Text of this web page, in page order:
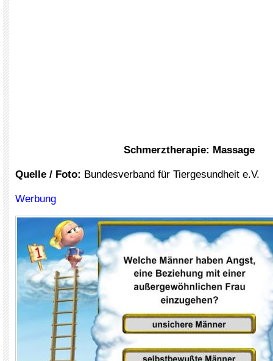
Schmerztherapie: Massage
Quelle / Foto: Bundesverband für Tiergesundheit e.V.
Werbung